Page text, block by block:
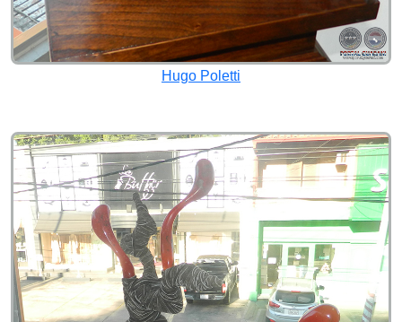
Hugo Poletti